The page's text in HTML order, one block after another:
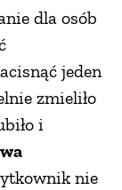
dla osób
jeden
zmieliło
i
nie